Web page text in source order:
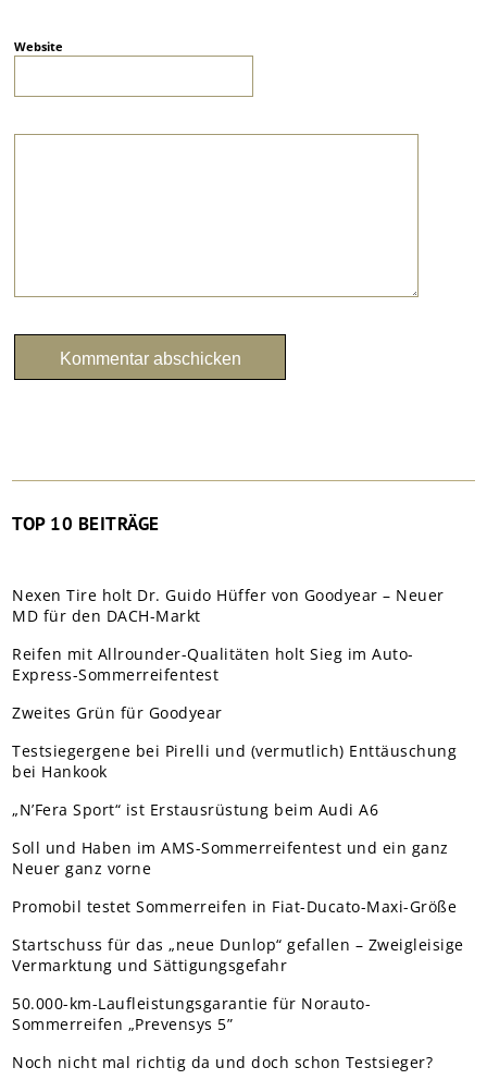
Website
TOP 10 BEITRÄGE
Nexen Tire holt Dr. Guido Hüffer von Goodyear – Neuer
MD für den DACH-Markt
Reifen mit Allrounder-Qualitäten holt Sieg im Auto-
Express-Sommerreifentest
Zweites Grün für Goodyear
Testsiegergene bei Pirelli und (vermutlich) Enttäuschung
bei Hankook
„N’Fera Sport“ ist Erstausrüstung beim Audi A6
Soll und Haben im AMS-Sommerreifentest und ein ganz
Neuer ganz vorne
Promobil testet Sommerreifen in Fiat-Ducato-Maxi-Größe
Startschuss für das „neue Dunlop“ gefallen – Zweigleisige
Vermarktung und Sättigungsgefahr
50.000-km-Laufleistungsgarantie für Norauto-
Sommerreifen „Prevensys 5”
Noch nicht mal richtig da und doch schon Testsieger?